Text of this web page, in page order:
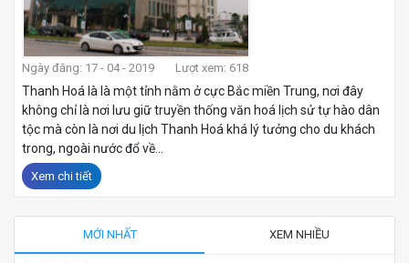
Ngày đăng: 17 - 04 - 2019 Lượt xem: 618
Thanh Hoá là là một tỉnh nằm ở cực Bắc miền Trung, nơi đây
không chỉ là nơi lưu giữ truyền thống văn hoá lịch sử tự hào dân
tộc mà còn là nơi du lịch Thanh Hoá khá lý tưởng cho du khách
trong, ngoài nước đổ về...
Xem chi tiết
MỚI NHẤT XEM NHIỀU